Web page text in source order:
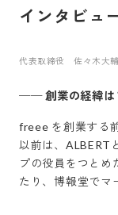
インタビュ
代表取締役 佐々木大輔
──創業の経緯は
freee を創業する
以前は、ALBERT
プの役員をつとめ
たり、博報堂でマ